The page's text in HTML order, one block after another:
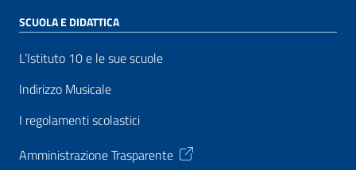
SCUOLA E DIDATTICA
L’Istituto 10 e le sue scuole
Indirizzo Musicale
I regolamenti scolastici
Amministrazione Trasparente